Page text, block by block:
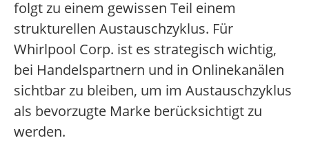
folgt zu einem gewissen Teil einem
strukturellen Austauschzyklus. Für
Whirlpool Corp. ist es strategisch wichtig,
bei Handelspartnern und in Onlinekanälen
sichtbar zu bleiben, um im Austauschzyklus
als bevorzugte Marke berücksichtigt zu
werden.